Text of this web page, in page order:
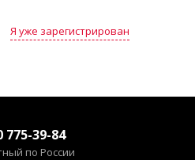
Я уже зарегистрирован
775-39-84
по России